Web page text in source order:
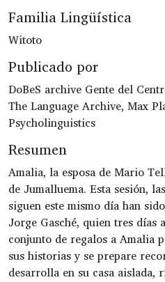
Familia Lingüística
Witoto
Publicado por
DoBeS archive Gente del
The Language Archive, Max
Psycholinguistics
Resumen
Amalia, la esposa de Mario
de Jumalluema. Esta sesión,
siguen este mismo día han
Jorge Gasché, quien tres días
conjunto de regalos a Amalia
sus historias y se prepare
desarrolla en su casa